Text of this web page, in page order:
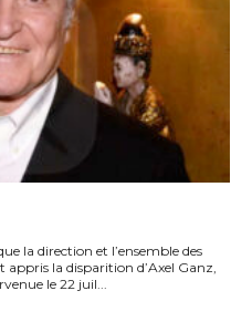
la direction et l’ensemble des
la disparition d’Axel Ganz,
le 22 juil...